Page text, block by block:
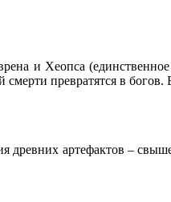
и Хеопса
смерти превратятся в
древних артефактов –